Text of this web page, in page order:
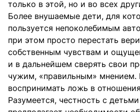
только в этой, но и во всех
Более внушаемые дети, для
пользуется непоколебимым
при этом просто перестать
собственным чувствам и
и в дальнейшем сверять свои
чужим, «правильным» мнением.
воспринимать ложь в
Разумеется, честность с